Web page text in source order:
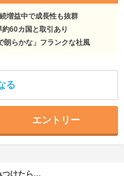
増益中で成長性も抜群
60カ国と取引あり
朗らかな」フランクな社風
る
エントリー
つけたら…